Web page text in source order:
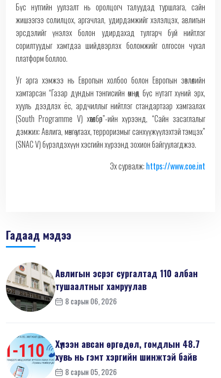
Бүс нутгийн уулзалт нь оролцогч талуудад туршлага, сайн
жишээгээ солилцох, аргачлал, удирдамжийг хэлэлцэх, авлигын
эрсдэлийг үнэлэх болон удирдахад тулгарч буй нийтлэг
сорилтуудыг хамтдаа шийдвэрлэх боломжийг олгосон чухал
платформ боллоо.
Уг арга хэмжээ нь Европын холбоо болон Европын зөвлөлийн
хамтарсан “Газар дундын тэнгисийн өмнөд бүс нутагт хүний эрх,
хууль дээдлэх ёс, ардчиллыг нийтлэг стандартаар хамгаалах
(South Programme V) хөтөлбөр”-ийн хүрээнд, “Сайн засаглалыг
дэмжих: Авлига, мөнгө угаах, терроризмыг санхүүжүүлэхтэй тэмцэх”
(SNAC V) бүрэлдэхүүн хэсгийн хүрээнд зохион байгуулагджээ.
Эх сурвалж: https://www.coe.int
Гадаад мэдээ
Авлигын эсрэг сургалтад 110 албан
тушаалтныг хамруулав
8 сарын 06, 2026
Хүлээн авсан өргөдөл, гомдлын 48.7
хувь нь гэмт хэргийн шинжтэй байв
8 сарын 05, 2026